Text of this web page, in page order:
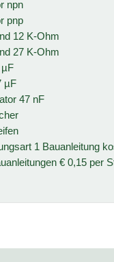
npn
pnp
12 K-Ohm
27 K-Ohm
µF
µF
47 nF
1 Bauanleitung
€ 0,15 per